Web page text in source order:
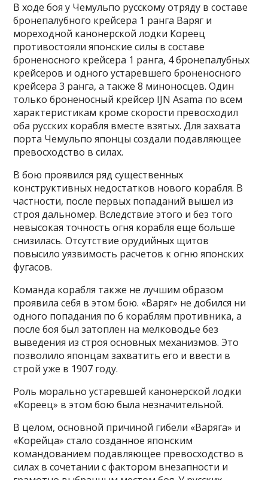
В ходе боя у Чемульпо русскому отряду в составе
бронепалубного крейсера 1 ранга Варяг и
мореходной канонерской лодки Кореец
противостояли японские силы в составе
броненосного крейсера 1 ранга, 4 бронепалубных
крейсеров и одного устаревшего броненосного
крейсера 3 ранга, а также 8 миноносцев. Один
только броненосный крейсер IJN Asama по всем
характеристикам кроме скорости превосходил
оба русских корабля вместе взятых. Для захвата
порта Чемульпо японцы создали подавляющее
превосходство в силах.
В бою проявился ряд существенных
конструктивных недостатков нового корабля. В
частности, после первых попаданий вышел из
строя дальномер. Вследствие этого и без того
невысокая точность огня корабля еще больше
снизилась. Отсутствие орудийных щитов
повысило уязвимость расчетов к огню японских
фугасов.
Команда корабля также не лучшим образом
проявила себя в этом бою. «Варяг» не добился ни
одного попадания по 6 кораблям противника, а
после боя был затоплен на мелководье без
выведения из строя основных механизмов. Это
позволило японцам захватить его и ввести в
строй уже в 1907 году.
Роль морально устаревшей канонерской лодки
«Кореец» в этом бою была незначительной.
В целом, основной причиной гибели «Варяга» и
«Корейца» стало созданное японским
командованием подавляющее превосходство в
силах в сочетании с фактором внезапности и